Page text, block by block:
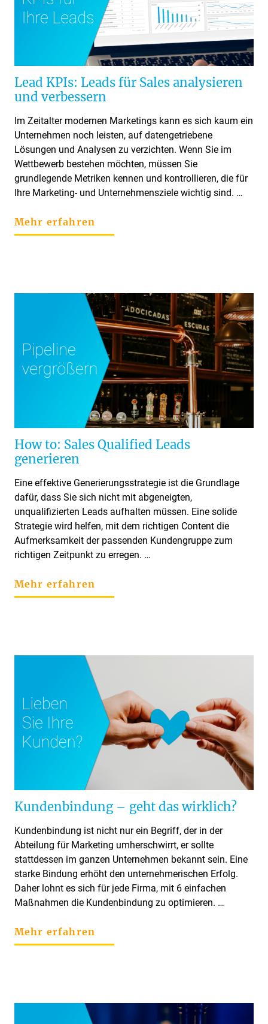
Lead KPIs: Leads für Sales analysieren
und verbessern
Im Zeitalter modernen Marketings kann es sich kaum ein
Unternehmen noch leisten, auf datengetriebene
Lösungen und Analysen zu verzichten. Wenn Sie im
Wettbewerb bestehen möchten, müssen Sie
grundlegende Metriken kennen und kontrollieren, die für
Ihre Marketing- und Unternehmensziele wichtig sind. …
Mehr erfahren
How to: Sales Qualified Leads
generieren
Eine effektive Generierungsstrategie ist die Grundlage
dafür, dass Sie sich nicht mit abgeneigten,
unqualifizierten Leads aufhalten müssen. Eine solide
Strategie wird helfen, mit dem richtigen Content die
Aufmerksamkeit der passenden Kundengruppe zum
richtigen Zeitpunkt zu erregen. …
Mehr erfahren
Kundenbindung – geht das wirklich?
Kundenbindung ist nicht nur ein Begriff, der in der
Abteilung für Marketing umherschwirrt, er sollte
stattdessen im ganzen Unternehmen bekannt sein. Eine
starke Bindung erhöht den unternehmerischen Erfolg.
Daher lohnt es sich für jede Firma, mit 6 einfachen
Maßnahmen die Kundenbindung zu optimieren. …
Mehr erfahren